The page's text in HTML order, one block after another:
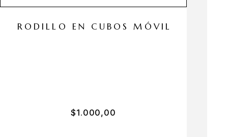
RODILLO EN CUBOS MÓVIL
$1.000,00